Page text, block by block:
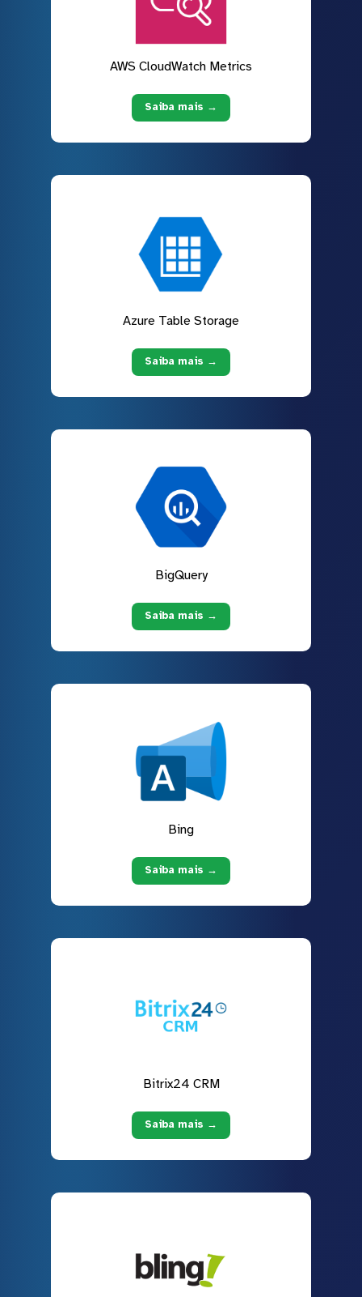
AWS CloudWatch Metrics
Saiba mais →
Azure Table Storage
Saiba mais →
BigQuery
Saiba mais →
Bing
Saiba mais →
Bitrix24 CRM
Saiba mais →